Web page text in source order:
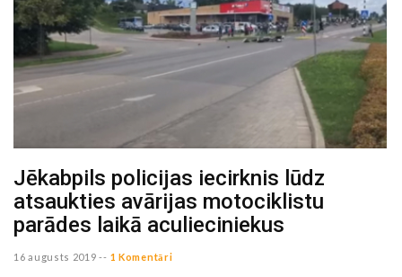
Jēkabpils policijas iecirknis lūdz
atsaukties avārijas motociklistu
parādes laikā aculieciniekus
16 augusts 2019 -- 1 Komentāri